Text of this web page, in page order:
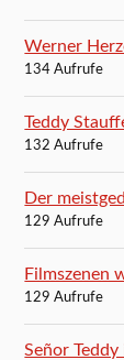
Werner
134 Aufrufe
Teddy
132 Aufrufe
Der
129 Aufrufe
Filmszenen
129 Aufrufe
Señor